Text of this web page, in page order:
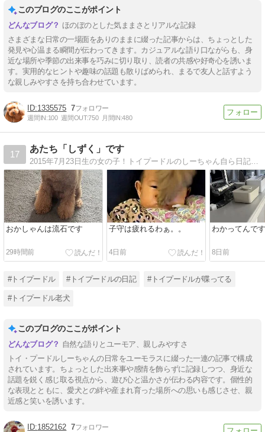
このブログのここがポイント
ほのぼのとした気ままさとリアルな記録
さまざまな日常の一場面をありのままに綴った記事からは、ちょっとした
発見や心温まる瞬間が伝わってきます。カジュアルな語り口ながらも、身
近な場所や季節の出来事を巧みに切り取り、読者の共感や好奇心を誘いま
す。実用的なヒントや趣味の話題も散りばめられ、まるで友人と話すよう
な親しみやすさを持ち合わせています。
1335575 7
週間IN:100 週間OUT:750 月間IN:480
17
あたち「しずく」です
2015年7月23日生の女の子！トイプードルのしーちゃん自ら日記を書いてます。。火・金で更新 写真がなぜかUPされませんが、更新しています。
おかしゃんは流石です
29時間前
子守は疲れるわぁ。。
4日前
わかってんで
8日前
#トイプードル #トイプードルの日記 #トイプードルが喋ってる
#トイプードル老犬
このブログのここがポイント
自然な語りとユーモア、親しみやすさ
トイ・プードルしーちゃんの日常をユーモラスに綴った一連の記事で構成
されています。ちょっとした出来事や感情を飾らずに記録しつつ、身近な
話題を鋭く感じ取る視点から、遊び心と温かさが伝わる内容です。個性的
な表現とともに、愛犬との絆や産まれ育った場所への思いも感じさせ、親
近感と笑いを誘います。
1852162 7